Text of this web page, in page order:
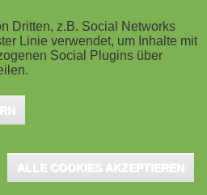
zwischen
("Joint Fund")
Dritten, z.B. Social Networks
Linie verwendet, um Inhalte mit
Social Plugins über
ALLE COOKIES AKZEPTIEREN